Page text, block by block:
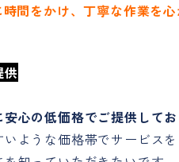
間をかけ、丁寧な作業を
供
心の低価格でご提供してお
ような価格帯でサービス